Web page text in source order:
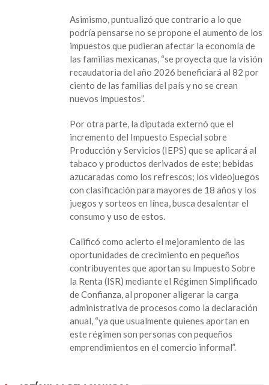
Asimismo, puntualizó que contrario a lo que
podría pensarse no se propone el aumento de los
impuestos que pudieran afectar la economía de
las familias mexicanas, “se proyecta que la visión
recaudatoria del año 2026 beneficiará al 82 por
ciento de las familias del país y no se crean
nuevos impuestos”.
Por otra parte, la diputada externó que el
incremento del Impuesto Especial sobre
Producción y Servicios (IEPS) que se aplicará al
tabaco y productos derivados de este; bebidas
azucaradas como los refrescos; los videojuegos
con clasificación para mayores de 18 años y los
juegos y sorteos en línea, busca desalentar el
consumo y uso de estos.
Calificó como acierto el mejoramiento de las
oportunidades de crecimiento en pequeños
contribuyentes que aportan su Impuesto Sobre
la Renta (ISR) mediante el Régimen Simplificado
de Confianza, al proponer aligerar la carga
administrativa de procesos como la declaración
anual, “ya que usualmente quienes aportan en
este régimen son personas con pequeños
emprendimientos en el comercio informal”.